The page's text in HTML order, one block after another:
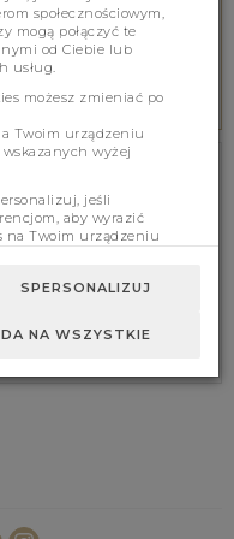
NEWSLETTER!
społecznościowym,
mogą połączyć te
od Ciebie lub
usług.
możesz zmieniać po
Twoim urządzeniu
wyżej
jeśli
aby wyrazić
na Twoim urządzeniu
SPERSONALIZUJ
NA WSZYSTKIE